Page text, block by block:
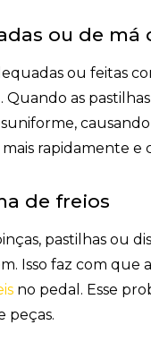
ou de má
ou feitas
Quando as
rapidamente
de freios
pastilhas ou
Isso faz com
no pedal. Esse
peças.